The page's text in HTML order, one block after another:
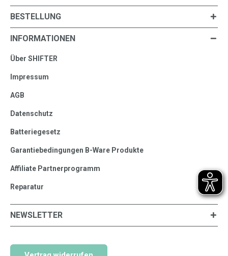
BESTELLUNG
INFORMATIONEN
Über SHIFTER
Impressum
AGB
Datenschutz
Batteriegesetz
Garantiebedingungen B-Ware Produkte
Affiliate Partnerprogramm
Reparatur
NEWSLETTER